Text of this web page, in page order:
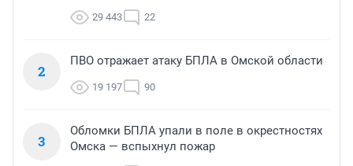
29 443 22
2
ПВО отражает атаку БПЛА в Омской области
19 197 90
3
Обломки БПЛА упали в поле в окрестностях
Омска — вспыхнул пожар